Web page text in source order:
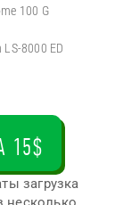
100 G
LS-8000 ED
15$
загрузка